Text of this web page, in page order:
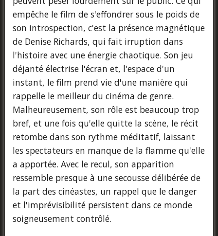
empêche le film de s'effondrer sous le poids de
son introspection, c'est la présence magnétique
de Denise Richards, qui fait irruption dans
l'histoire avec une énergie chaotique. Son jeu
déjanté électrise l'écran et, l'espace d'un
instant, le film prend vie d'une manière qui
rappelle le meilleur du cinéma de genre.
Malheureusement, son rôle est beaucoup trop
bref, et une fois qu'elle quitte la scène, le récit
retombe dans son rythme méditatif, laissant
les spectateurs en manque de la flamme qu'elle
a apportée. Avec le recul, son apparition
ressemble presque à une secousse délibérée de
la part des cinéastes, un rappel que le danger
et l'imprévisibilité persistent dans ce monde
soigneusement contrôlé.